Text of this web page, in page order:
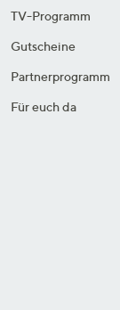
TV-Programm
Gutscheine
Partnerprogramm
Für euch da